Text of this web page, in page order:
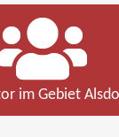
im Gebiet